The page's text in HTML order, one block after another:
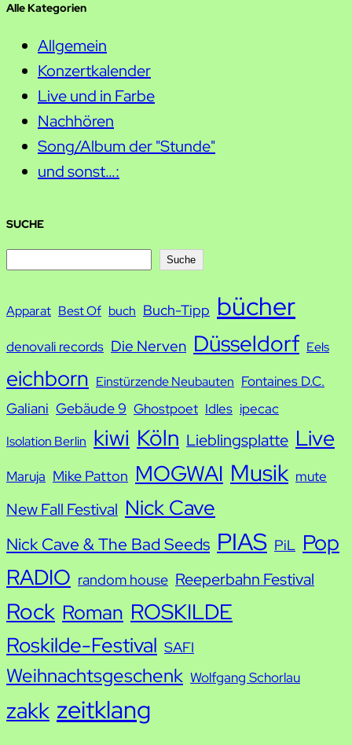
Alle Kategorien
Allgemein
Konzertkalender
Live und in Farbe
Nachhören
Song/Album der "Stunde"
und sonst…:
SUCHE
c
Suche
Apparat Best Of buch Buch-Tipp bücher
denovali records Die Nerven Düsseldorf Eels
eichborn Einstürzende Neubauten Fontaines D.C.
Galiani Gebäude 9 Ghostpoet Idles ipecac
Isolation Berlin kiwi Köln Lieblingsplatte Live
Maruja Mike Patton MOGWAI Musik mute
New Fall Festival Nick Cave
Nick Cave & The Bad Seeds PIAS PiL Pop
RADIO random house Reeperbahn Festival
Rock Roman ROSKILDE
Roskilde-Festival SAFI
Weihnachtsgeschenk Wolfgang Schorlau
zakk zeitklang